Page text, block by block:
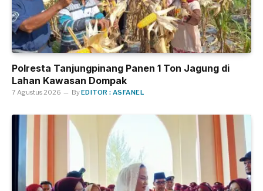
Polresta Tanjungpinang Panen 1 Ton Jagung di
Lahan Kawasan Dompak
7 Agustus 2026 ByEDITOR : ASFANEL